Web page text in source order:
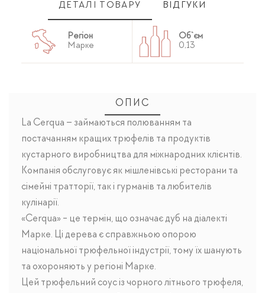
ДЕТАЛІ ТОВАРУ ВІДГУКИ
Регіон
Марке
Об`єм
0,13
ОПИС
La Cerqua – займаються полюванням та
постачанням кращих трюфелів та продуктів
кустарного виробництва для міжнародних клієнтів.
Компанія обслуговує як мішленівські ресторани та
сімейні тратторії, так і гурманів та любителів
кулінарії.
«Cerqua» - це термін, що означає дуб на діалекті
Марке. Ці дерева є справжньою опорою
національної трюфельної індустрії, тому їх шанують
та охороняють у регіоні Марке.
Цей трюфельний соус із чорного літнього трюфеля,